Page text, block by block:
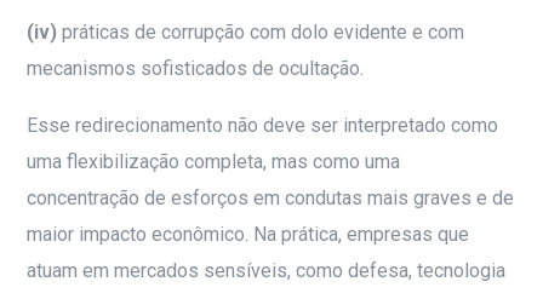
(iv) práticas de corrupção com dolo evidente e com
mecanismos sofisticados de ocultação.
Esse redirecionamento não deve ser interpretado como
uma flexibilização completa, mas como uma
concentração de esforços em condutas mais graves e de
maior impacto econômico. Na prática, empresas que
atuam em mercados sensíveis, como defesa, tecnologia